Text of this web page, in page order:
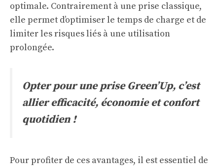
optimale. Contrairement à une prise classique,
elle permet d’optimiser le temps de charge et de
limiter les risques liés à une utilisation
prolongée.
Opter pour une prise Green’Up, c’est
allier efficacité, économie et confort
quotidien !
Pour profiter de ces avantages, il est essentiel de